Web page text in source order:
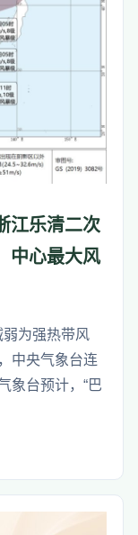
江乐清二次
中心最大风
弱为强热带风
中央气象台连
象台预计，“巴